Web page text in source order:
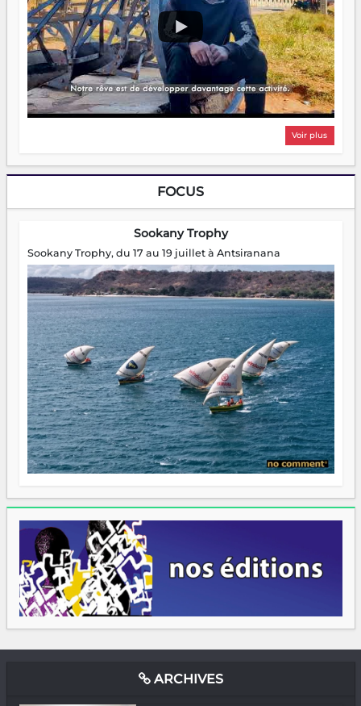
Voir plus
FOCUS
Sookany Trophy
Sookany Trophy, du 17 au 19 juillet à Antsiranana
ARCHIVES